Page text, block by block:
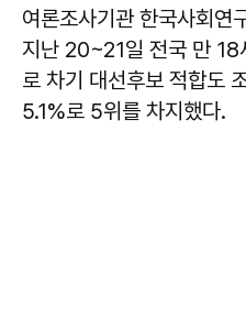
여론조사기관 한국사회
지난 20~21일 전국 만
로 차기 대선후보 적합도
5.1%로 5위를 차지했다.